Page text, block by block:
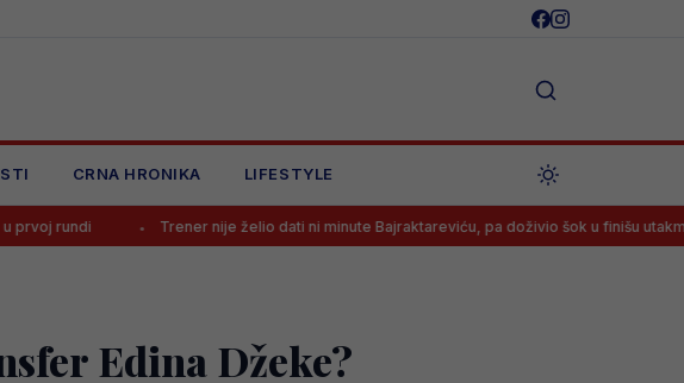
CRNA HRONIKA LIFESTYLE
Trener nije želio dati ni minute Bajraktareviću, pa doživio šok u finišu utakmice
Edina Džeke?